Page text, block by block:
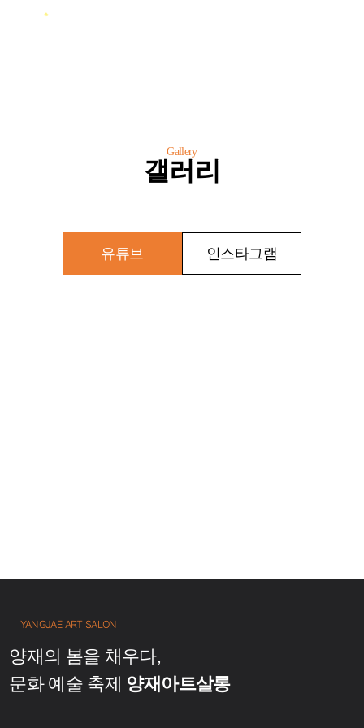
Gallery
갤러리
유튜브 인스타그램
YANGJAE ART SALON
양재의 봄을 채우다,
문화 예술 축제 양재아트살롱